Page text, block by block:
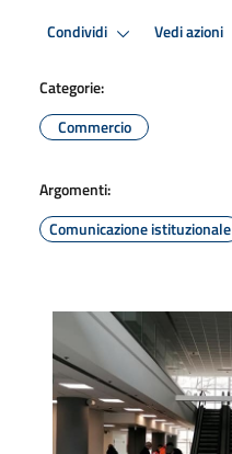
Condividi Vedi azioni
Categorie:
Commercio
Argomenti:
Comunicazione istituzionale